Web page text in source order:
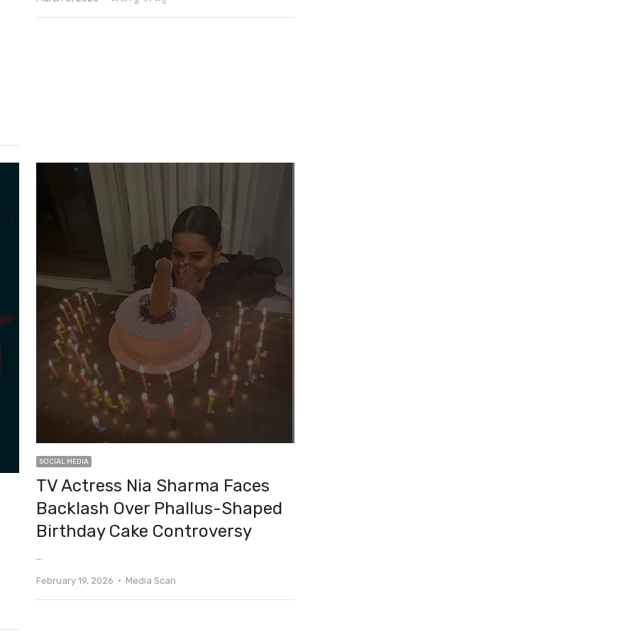
SOCIAL MEDIA
TV Actress Nia Sharma Faces
Backlash Over Phallus-Shaped
Birthday Cake Controversy
February 19, 2026 Author
Media Scan